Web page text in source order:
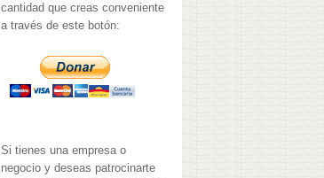
cantidad que creas conveniente
a través de este botón:
Si tienes una empresa o
negocio y deseas patrocinarte